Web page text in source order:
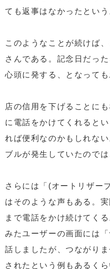
ても返事はなかったという
このようなことが続けば
さんである。記念日だっ
心頭に発する、となっても
店の信用を下げることに
に電話をかけてくれると
れば便利なのかもしれな
ブルが発生していたので
さらには「(オートリザー
はそのような声もある。
まで電話をかけ続けてく
みたユーザーの画面には
話しましたが、つながり
されたという例もあるく